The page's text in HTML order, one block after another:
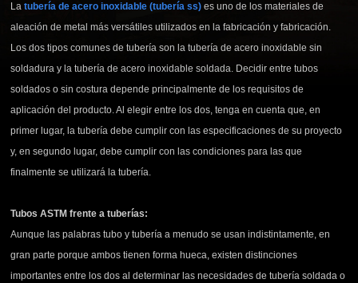
Latubería de acero inoxidable (tubería ss) es uno de los materiales de
aleación de metal más versátiles utilizados en la fabricación y fabricación.
Los dos tipos comunes de tubería son la tubería de acero inoxidable sin
soldadura y la tubería de acero inoxidable soldada. Decidir entre tubos
soldados o sin costura depende principalmente de los requisitos de
aplicación del producto. Al elegir entre los dos, tenga en cuenta que, en
primer lugar, la tubería debe cumplir con las especificaciones de su proyecto
y, en segundo lugar, debe cumplir con las condiciones para las que
finalmente se utilizará la tubería.
Tubos ASTM frente a tuberías:
Aunque las palabras tubo y tubería a menudo se usan indistintamente, en
gran parte porque ambos tienen forma hueca, existen distinciones
importantes entre los dos al determinar las necesidades de tubería soldada o